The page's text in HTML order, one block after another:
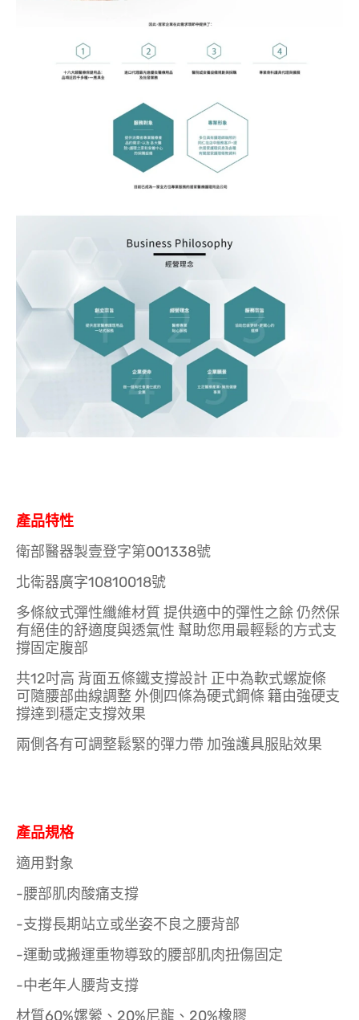
產品特性
衛部醫器製壹登字第001338號
北衛器廣字10810018號
多條紋式彈性纖維材質 提供適中的彈性之餘 仍然保
有絕佳的舒適度與透氣性 幫助您用最輕鬆的方式支
撐固定腹部
共12吋高 背面五條鐵支撐設計 正中為軟式螺旋條
可隨腰部曲線調整 外側四條為硬式鋼條 籍由強硬支
撐達到穩定支撐效果
兩側各有可調整鬆緊的彈力帶 加強護具服貼效果
產品規格
適用對象
-腰部肌肉酸痛支撐
-支撐長期站立或坐姿不良之腰背部
-運動或搬運重物導致的腰部肌肉扭傷固定
-中老年人腰背支撐
材質60%嫘縈、20%尼龍、20%橡膠